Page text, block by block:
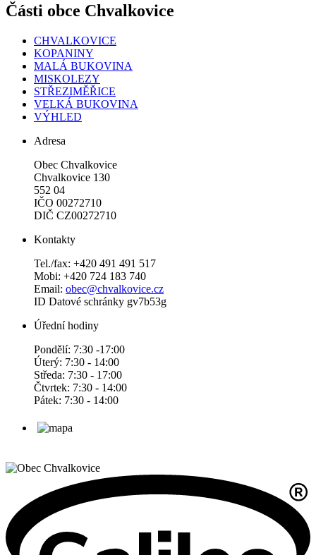
Části obce Chvalkovice
CHVALKOVICE
KOPANINY
MALÁ BUKOVINA
MISKOLEZY
STŘEZIMĚŘICE
VELKÁ BUKOVINA
VÝHLED
Adresa
Obec Chvalkovice
Chvalkovice 130
552 04
IČO 00272710
DIČ CZ00272710
Kontakty
Tel./fax: +420 491 491 517
Mobi: +420 724 183 740
Email: obec@chvalkovice.cz
ID Datové schránky gv7b53g
Úřední hodiny
Pondělí: 7:30 -17:00
Úterý: 7:30 - 14:00
Středa: 7:30 - 17:00
Čtvrtek: 7:30 - 14:00
Pátek: 7:30 - 14:00